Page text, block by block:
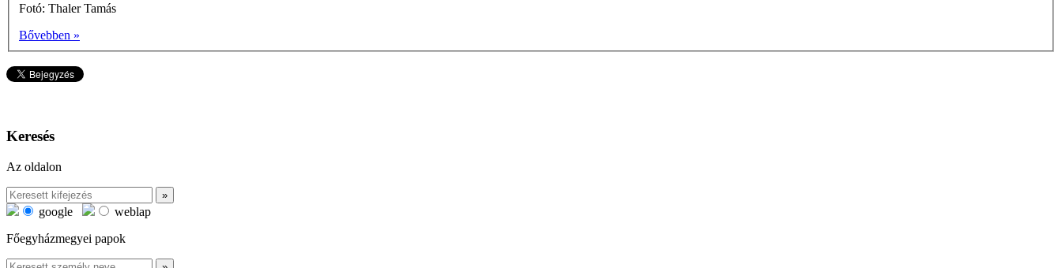
Fotó: Thaler Tamás
Bővebben »
Keresés
Az oldalon
google
weblap
Főegyházmegyei papok